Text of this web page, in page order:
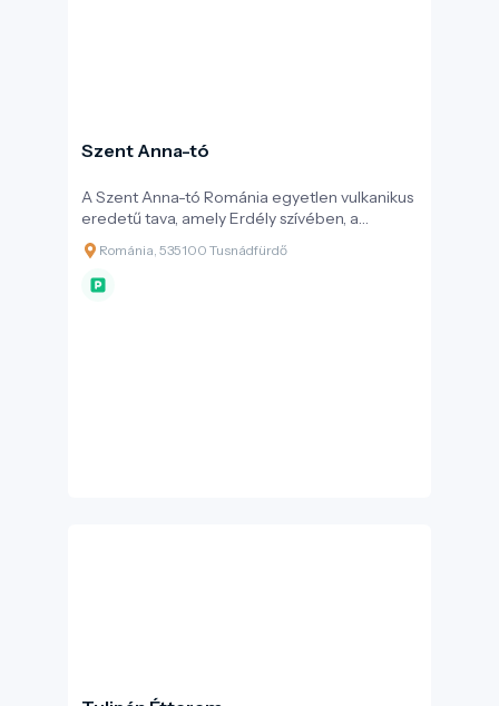
Szent Anna-tó
A Szent Anna-tó Románia egyetlen vulkanikus
eredetű tava, amely Erdély szívében, a
Csomád–Bálványos térségben fekvő Kozmás–
Tusnád–Lázárfalva vonzáskörzetében
található. Kristálykék vize és gyertyatartó
Románia, 535100 Tusnádfürdő